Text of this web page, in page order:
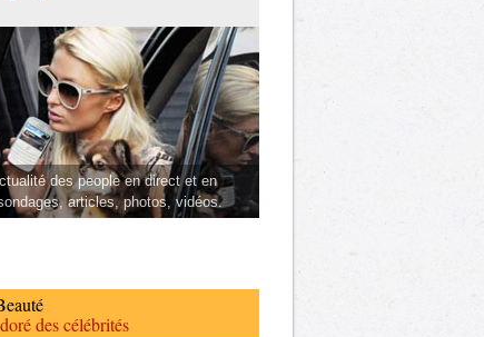
des people en direct et en
articles, photos, vidéos.
des célébrités